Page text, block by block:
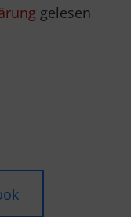
gelesen